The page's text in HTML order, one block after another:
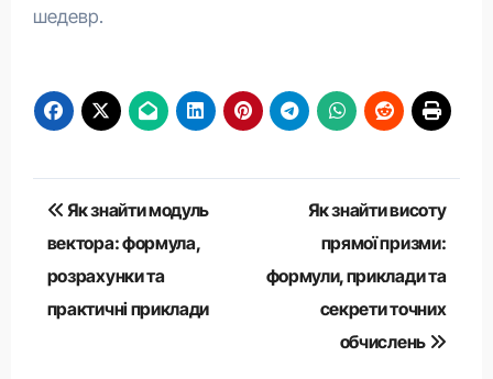
шедевр.
Навігація
записів
Як знайти модуль
вектора: формула,
розрахунки та
практичні приклади
Як знайти висоту
прямої призми:
формули, приклади та
секрети точних
обчислень